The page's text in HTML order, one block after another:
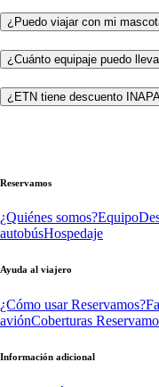
¿Puedo viajar con mi
¿Cuánto equipaje puedo
¿ETN tiene descuento
Reservamos
¿Quiénes somos?Equipo
autobúsHospedaje
Ayuda al viajero
¿Cómo usar Reservamos?
aviónCoberturas
Información adicional